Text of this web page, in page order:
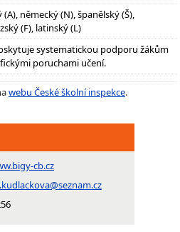
(A), německý (N), španělský (Š),
(F), latinský (L)
systematickou podporu žákům
poruchami učení.
webu České školní inspekce.
cb.cz